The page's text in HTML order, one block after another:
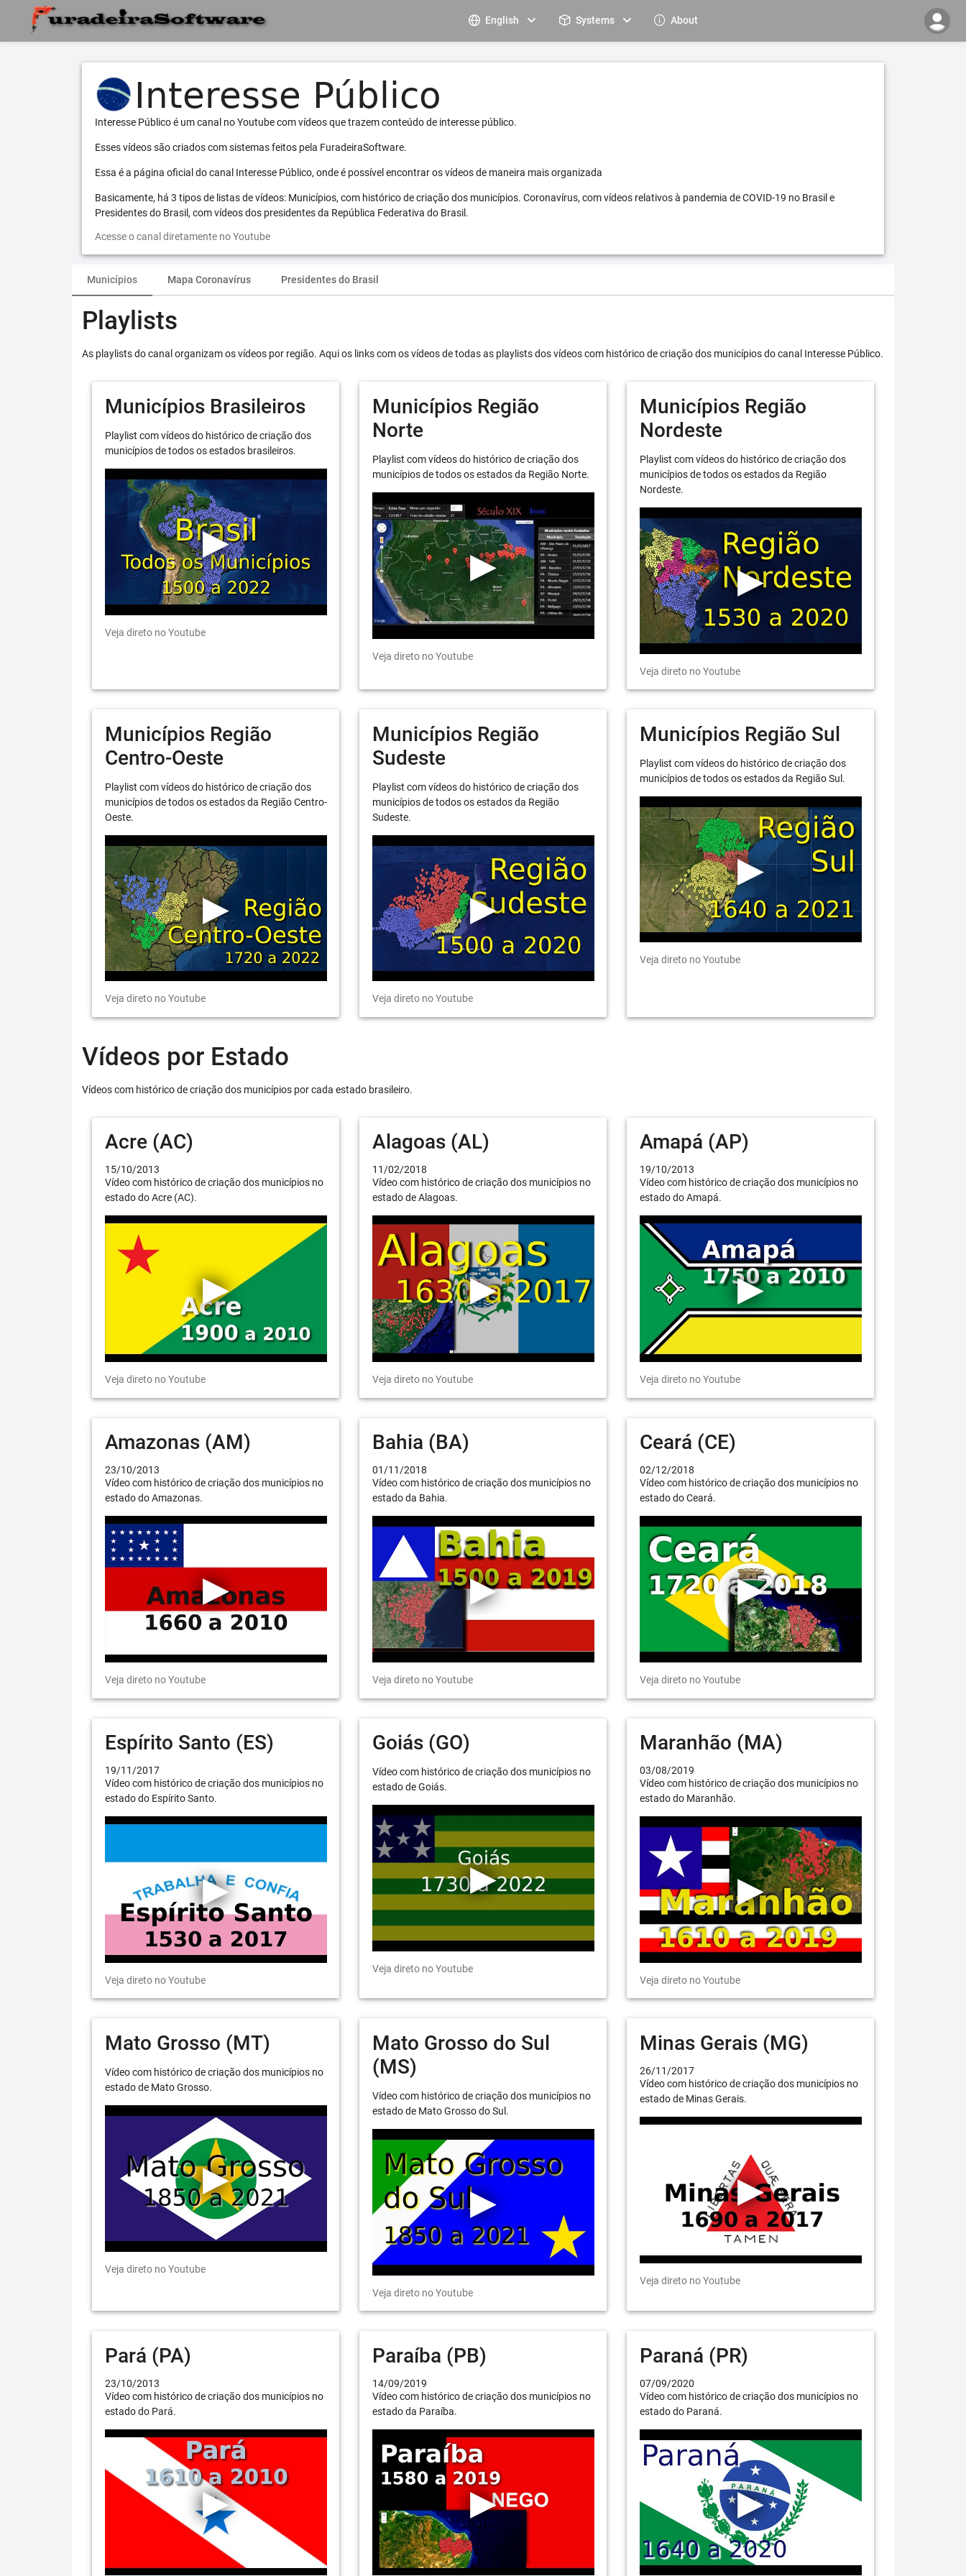
English Systems About
Interesse Público é um canal no Youtube com vídeos que trazem conteúdo de interesse público.
Esses vídeos são criados com sistemas feitos pela FuradeiraSoftware.
Essa é a página oficial do canal Interesse Público, onde é possível encontrar os vídeos de maneira mais organizada
Basicamente, há 3 tipos de listas de vídeos: Municípios, com histórico de criação dos municípios. Coronavírus, com vídeos relativos à pandemia de COVID-19 no Brasil e
Presidentes do Brasil, com vídeos dos presidentes da República Federativa do Brasil.
Acesse o canal diretamente no Youtube
Municípios Mapa Coronavírus Presidentes do Brasil
Playlists
As playlists do canal organizam os vídeos por região. Aqui os links com os vídeos de todas as playlists dos vídeos com histórico de criação dos municípios do canal Interesse Público.
Municípios Brasileiros
Playlist com vídeos do histórico de criação dos
municípios de todos os estados brasileiros.
Veja direto no Youtube
Municípios Região
Norte
Playlist com vídeos do histórico de criação dos
municípios de todos os estados da Região Norte.
Veja direto no Youtube
Municípios Região
Nordeste
Playlist com vídeos do histórico de criação dos
municípios de todos os estados da Região
Nordeste.
Veja direto no Youtube
Municípios Região
Centro-Oeste
Playlist com vídeos do histórico de criação dos
municípios de todos os estados da Região Centro-
Oeste.
Veja direto no Youtube
Municípios Região
Sudeste
Playlist com vídeos do histórico de criação dos
municípios de todos os estados da Região
Sudeste.
Veja direto no Youtube
Municípios Região Sul
Playlist com vídeos do histórico de criação dos
municípios de todos os estados da Região Sul.
Veja direto no Youtube
Vídeos por Estado
Vídeos com histórico de criação dos municípios por cada estado brasileiro.
Acre (AC)
15/10/2013
Vídeo com histórico de criação dos municípios no
estado do Acre (AC).
Veja direto no Youtube
Alagoas (AL)
11/02/2018
Vídeo com histórico de criação dos municípios no
estado de Alagoas.
Veja direto no Youtube
Amapá (AP)
19/10/2013
Vídeo com histórico de criação dos municípios no
estado do Amapá.
Veja direto no Youtube
Amazonas (AM)
23/10/2013
Vídeo com histórico de criação dos municípios no
estado do Amazonas.
Veja direto no Youtube
Bahia (BA)
01/11/2018
Vídeo com histórico de criação dos municípios no
estado da Bahia.
Veja direto no Youtube
Ceará (CE)
02/12/2018
Vídeo com histórico de criação dos municípios no
estado do Ceará.
Veja direto no Youtube
Espírito Santo (ES)
19/11/2017
Vídeo com histórico de criação dos municípios no
estado do Espírito Santo.
Veja direto no Youtube
Goiás (GO)
Vídeo com histórico de criação dos municípios no
estado de Goiás.
Veja direto no Youtube
Maranhão (MA)
03/08/2019
Vídeo com histórico de criação dos municípios no
estado do Maranhão.
Veja direto no Youtube
Mato Grosso (MT)
Vídeo com histórico de criação dos municípios no
estado de Mato Grosso.
Veja direto no Youtube
Mato Grosso do Sul
(MS)
Vídeo com histórico de criação dos municípios no
estado de Mato Grosso do Sul.
Veja direto no Youtube
Minas Gerais (MG)
26/11/2017
Vídeo com histórico de criação dos municípios no
estado de Minas Gerais.
Veja direto no Youtube
Pará (PA)
23/10/2013
Vídeo com histórico de criação dos municípios no
estado do Pará.
Paraíba (PB)
14/09/2019
Vídeo com histórico de criação dos municípios no
estado da Paraíba.
Paraná (PR)
07/09/2020
Vídeo com histórico de criação dos municípios no
estado do Paraná.